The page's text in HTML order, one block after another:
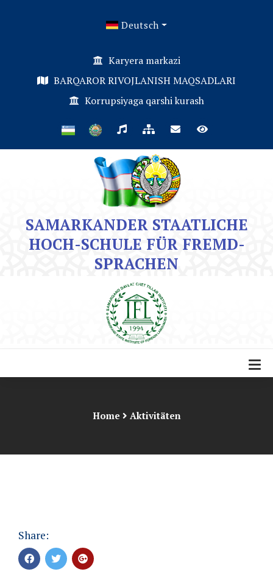
Deutsch
Karyera markazi
BARQAROR RIVOJLANISH MAQSADLARI
Korrupsiyaga qarshi kurash
SAMARKANDER STAATLICHE
HOCH-SCHULE FÜR FREMD-
SPRACHEN
Home Aktivitäten
Share: